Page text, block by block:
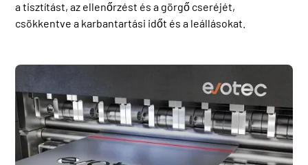
a tisztítást, az ellenőrzést és a görgő cseréjét,
csökkentve a karbantartási időt és a leállásokat.